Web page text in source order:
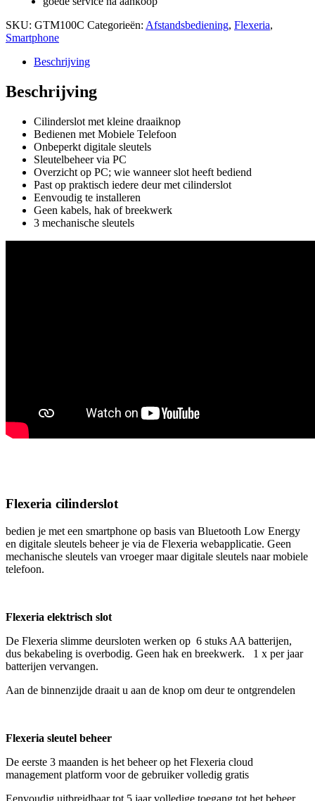
SKU: GTM100C Categorieën: Afstandsbediening, Flexeria,
Smartphone
Beschrijving
Beschrijving
Cilinderslot met kleine draaiknop
Bedienen met Mobiele Telefoon
Onbeperkt digitale sleutels
Sleutelbeheer via PC
Overzicht op PC; wie wanneer slot heeft bediend
Past op praktisch iedere deur met cilinderslot
Eenvoudig te installeren
Geen kabels, hak of breekwerk
3 mechanische sleutels
Flexeria cilinderslot
bedien je met een smartphone op basis van Bluetooth Low Energy
en digitale sleutels beheer je via de Flexeria webapplicatie. Geen
mechanische sleutels van vroeger maar digitale sleutels naar mobiele
telefoon.
Flexeria elektrisch slot
De Flexeria slimme deursloten werken op 6 stuks AA batterijen,
dus bekabeling is overbodig. Geen hak en breekwerk. 1 x per jaar
batterijen vervangen.
Aan de binnenzijde draait u aan de knop om deur te ontgrendelen
Flexeria sleutel beheer
De eerste 3 maanden is het beheer op het Flexeria cloud
management platform voor de gebruiker volledig gratis